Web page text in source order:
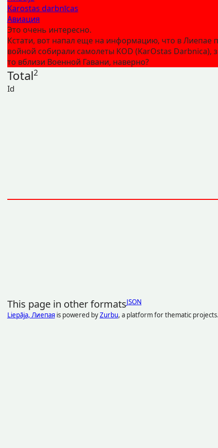
Karostas darbnīcas
Авиация
Это очень интересно.
Кстати, вот напал еще на информацию, что в Лиепае
войной собирали самолеты KOD (KarOstas Darbnica),
то вблизи Военной Гавани, наверно?
Total2
Id
This page in other formatsJSON
Liepāja, Лиепаяis powered byZurbu, a platform for thematic